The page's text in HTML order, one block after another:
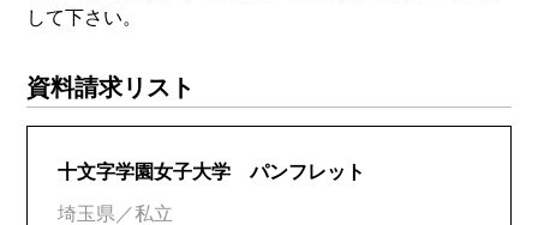
して下さい。
資料請求リスト
十文字学園女子大学 パンフレット
埼玉県／私立